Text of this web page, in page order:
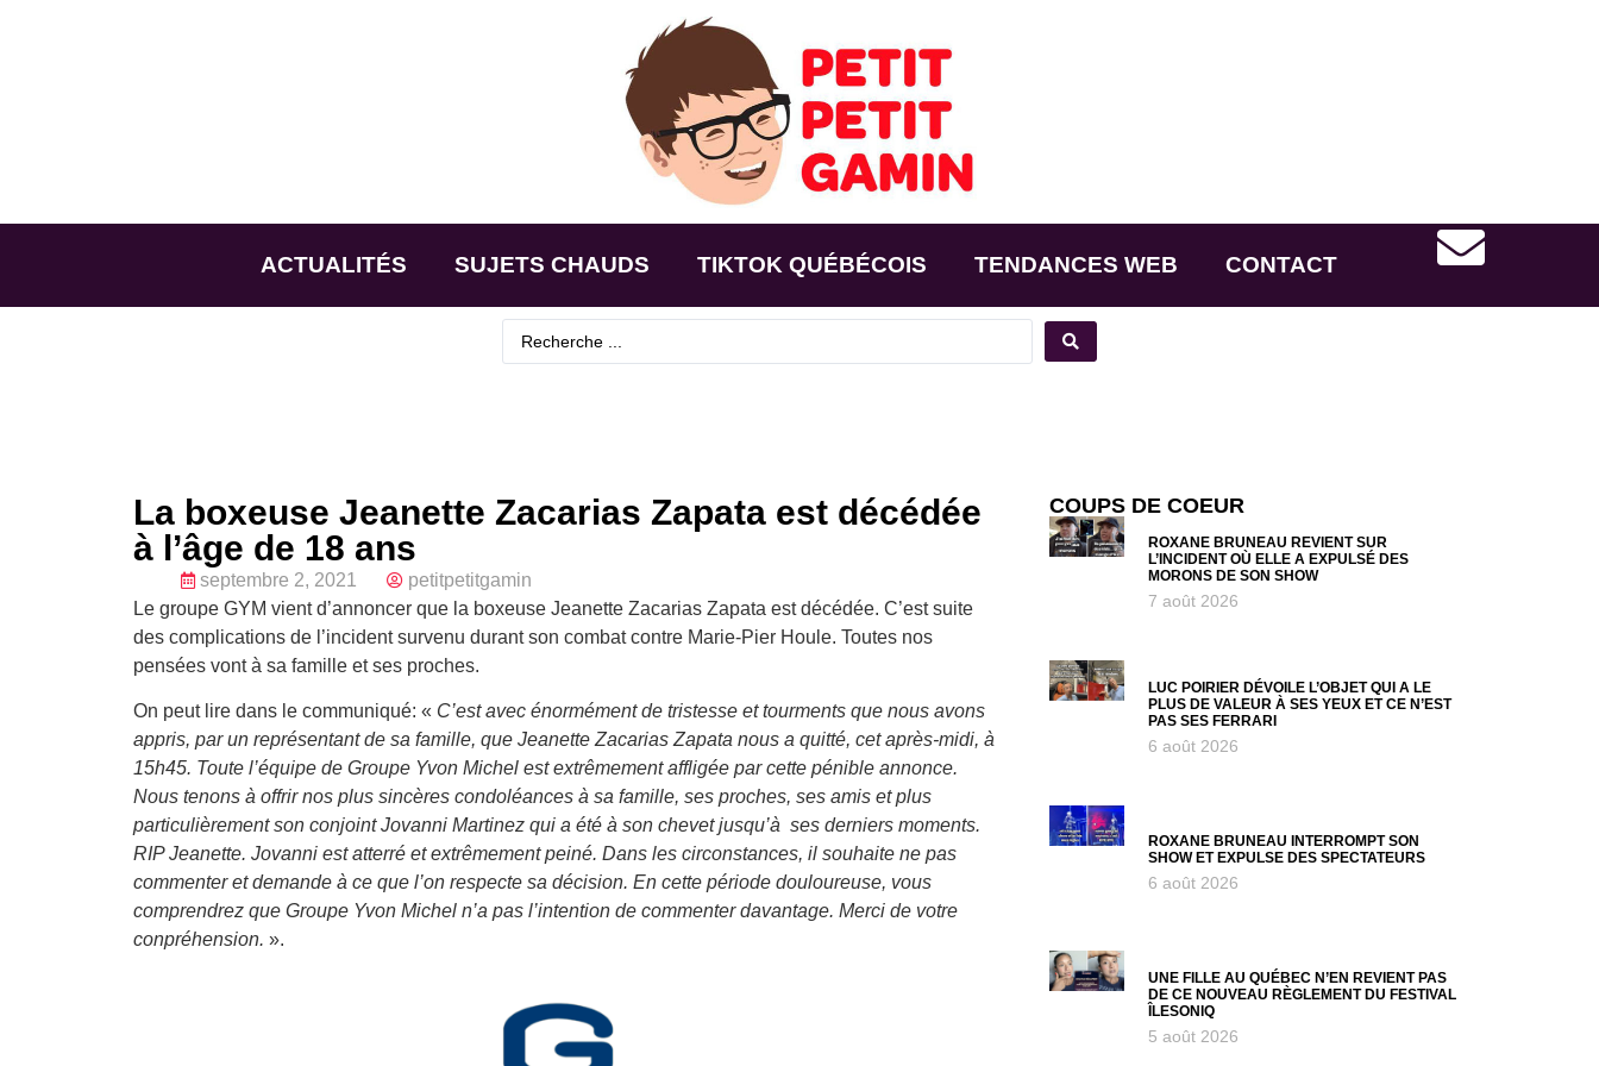
ACTUALITÉS SUJETS CHAUDS TIKTOK QUÉBÉCOIS TENDANCES WEB CONTACT
La boxeuse Jeanette Zacarias Zapata est décédée
à l’âge de 18 ans
septembre 2, 2021
petitpetitgamin
Le groupe GYM vient d’annoncer que la boxeuse Jeanette Zacarias Zapata est décédée. C’est suite
des complications de l’incident survenu durant son combat contre Marie-Pier Houle. Toutes nos
pensées vont à sa famille et ses proches.
On peut lire dans le communiqué: « C’est avec énormément de tristesse et tourments que nous avons
appris, par un représentant de sa famille, que Jeanette Zacarias Zapata nous a quitté, cet après-midi, à
15h45. Toute l’équipe de Groupe Yvon Michel est extrêmement affligée par cette pénible annonce.
Nous tenons à offrir nos plus sincères condoléances à sa famille, ses proches, ses amis et plus
particulièrement son conjoint Jovanni Martinez qui a été à son chevet jusqu’à ses derniers moments.
RIP Jeanette. Jovanni est atterré et extrêmement peiné. Dans les circonstances, il souhaite ne pas
commenter et demande à ce que l’on respecte sa décision. En cette période douloureuse, vous
comprendrez que Groupe Yvon Michel n’a pas l’intention de commenter davantage. Merci de votre
conpréhension. ».
COUPS DE COEUR
ROXANE BRUNEAU REVIENT SUR
L’INCIDENT OÙ ELLE A EXPULSÉ DES
MORONS DE SON SHOW
7 août 2026
LUC POIRIER DÉVOILE L’OBJET QUI A LE
PLUS DE VALEUR À SES YEUX ET CE N’EST
PAS SES FERRARI
6 août 2026
ROXANE BRUNEAU INTERROMPT SON
SHOW ET EXPULSE DES SPECTATEURS
6 août 2026
UNE FILLE AU QUÉBEC N’EN REVIENT PAS
DE CE NOUVEAU RÈGLEMENT DU FESTIVAL
ÎLESONIQ
5 août 2026